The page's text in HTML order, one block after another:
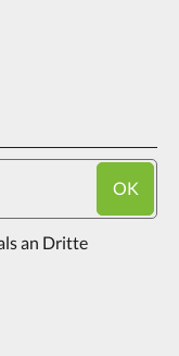
OK
an Dritte